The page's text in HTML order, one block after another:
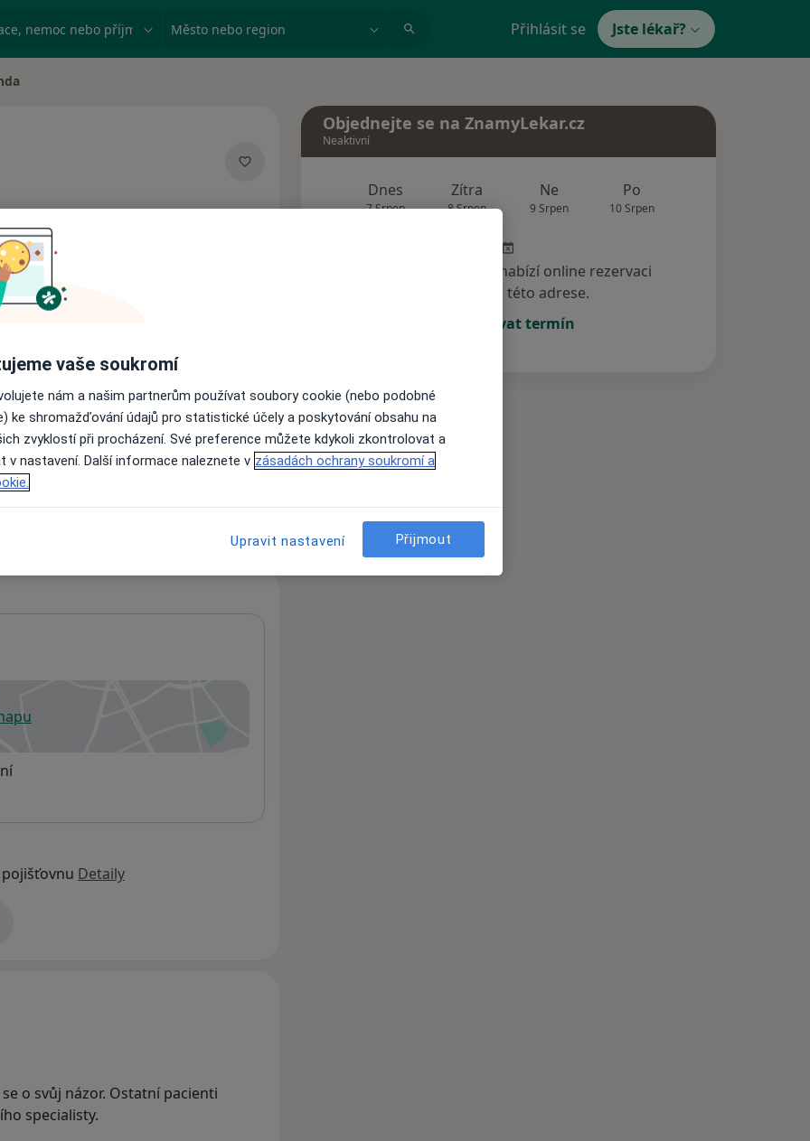
nemoc nebo příjmení Město nebo region Přihlásit se Jste lékař?
Rezervovat termín
Názory pacientů
nejsou k dispozici
informace o svých službách.
v nové záložce
Detaily
o svůj názor. Ostatní pacienti
specialisty.
Objednejte se na ZnamyLekar.cz
Neaktivní
Dnes
7 Srpen
Zítra
8 Srpen
Ne
9 Srpen
Po
10 Srpen
Tento specialista nenabízí online rezervaci
termínu na této adrese.
Rezervovat termín
vaše soukromí
nám a našim partnerům používat soubory cookie (nebo podobné
ke shromažďování údajů pro statistické účely a poskytování obsahu na
zvyklostí při procházení. Své preference můžete kdykoli zkontrolovat a
v nastavení. Další informace naleznete v zásadách ochrany soukromí a
Upravit nastavení Přijmout